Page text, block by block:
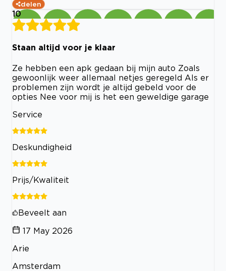
delen
10
Staan altijd voor je klaar
Ze hebben een apk gedaan bij mijn auto Zoals
gewoonlijk weer allemaal netjes geregeld Als er
problemen zijn wordt je altijd gebeld voor de
opties Nee voor mij is het een geweldige garage
Service
Deskundigheid
Prijs/Kwaliteit
Beveelt aan
17 May 2026
Arie
Amsterdam